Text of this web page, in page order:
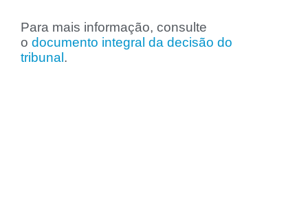
Para mais informação, consulte
o documento integral da decisão do
tribunal.